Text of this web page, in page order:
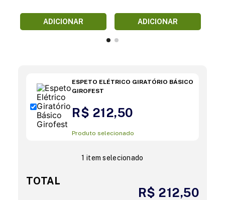
ADICIONAR ADICIONAR
ESPETO ELÉTRICO GIRATÓRIO BÁSICO
GIROFEST
R$ 212,50
Produto selecionado
1 item selecionado
TOTAL
R$ 212,50